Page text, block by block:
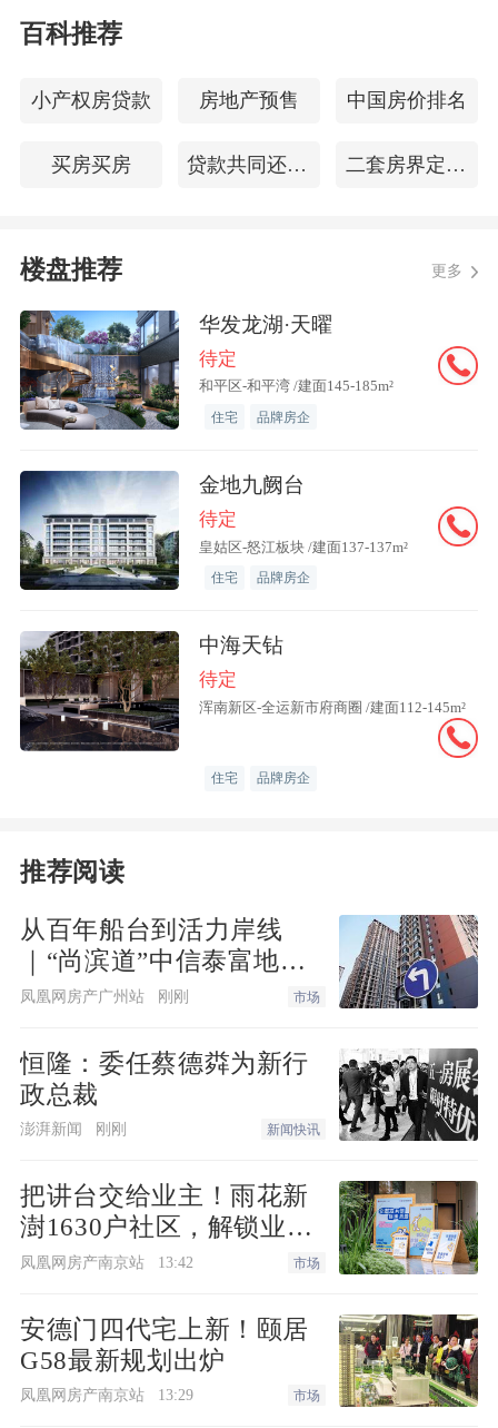
购到期，预计央行9月还会开展一次6个月
能。”王青表示。
常熟农商行研究员王德发对财联社记者表
需求仍然偏弱，债券市场也处于比较纠结
的状态，从资金运用方面来看，并无大规
模运用的去处；二是人民币兑美元的汇率
在7.10~7.15之间波动，比较强势，整体对
于出口可能会有影响。”
中信证券首席经济学家明明预测，参考部
分省市公布的地方债发行计划以及国债发
行规律，预计9月政府债整体净融资约1.1
万亿元。此外，参考历史经验，9月财政
往往“收小于支”，财政支出会对资金面带
来一定的压力，考虑到减税降费以及财政
加大支出的背景，预计收支差额在-20000
亿左右。
补充，近期，居民存款“搬家”现象较为明
应。由此，着眼于应对流动性收紧态势，
预计9月央行会延续此前3个月的买断式逆
王德发指出，股票市场仍然需要货币政策
给予呵护。“人民银行公布的月度金融数
亿，非银存款同比多增1.39万亿，因此，
7月份存款搬家就已经开始了，但是从近
两个月银行间市场流动性来看，整体影响
一位债券交易员对财联社记者表示，从历
史来看9月向来为债市压力月，主要原因
百科推荐
小产权房贷款 房地产预售 中国房价排名
买房买房 贷款共同还款人 二套房界定标准
楼盘推荐 更多
华发龙湖·天曜
待定
和平区-和平湾 /建面145-185m²
住宅 品牌房企
金地九阙台
待定
皇姑区-怒江板块 /建面137-137m²
住宅 品牌房企
中海天钻
待定
浑南新区-全运新市府商圈 /建面112-145m²
住宅 品牌房企
推荐阅读
从百年船台到活力岸线
｜“尚滨道”中信泰富地产
致臻系首秀广州&广州滨
筑水岸新封面
凤凰网房产广州站 刚刚 市场
恒隆：委任蔡德粦为新行
政总裁
澎湃新闻 刚刚 新闻快讯
把讲台交给业主！雨花新
澍1630户社区，解锁业主
自治社群新样本
凤凰网房产南京站 13:42 市场
安德门四代宅上新！颐居
G58最新规划出炉
凤凰网房产南京站 13:29 市场